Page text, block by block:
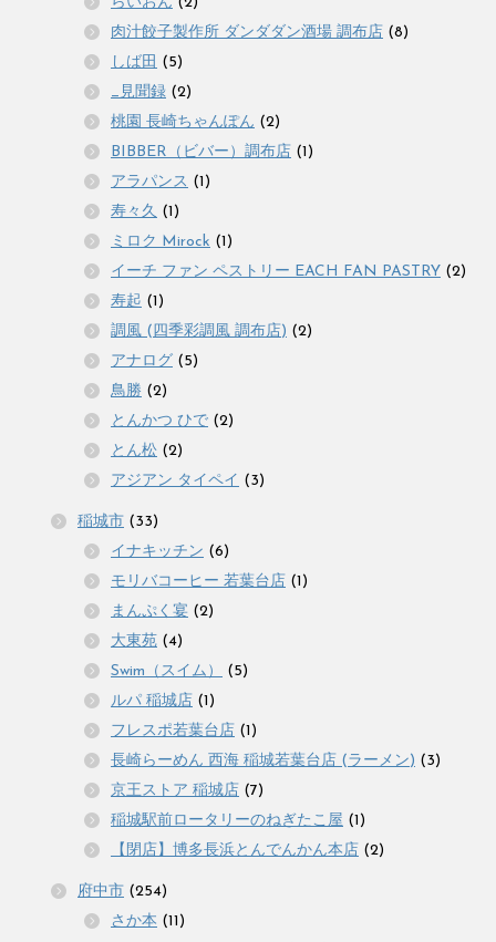
肉汁餃子製作所 ダンダダン酒場 調布店 (8)
しば田 (5)
_見聞録 (2)
桃園 長崎ちゃんぽん (2)
BIBBER（ビバー）調布店 (1)
アラパンス (1)
寿々久 (1)
ミロク Mirock (1)
イーチ ファン ペストリー EACH FAN PASTRY (2)
寿起 (1)
調風 (四季彩調風 調布店) (2)
アナログ (5)
鳥勝 (2)
とんかつ ひで (2)
とん松 (2)
アジアン タイペイ (3)
稲城市 (33)
イナキッチン (6)
モリバコーヒー 若葉台店 (1)
まんぷく宴 (2)
大東苑 (4)
Swim（スイム）
(5)
ルパ 稲城店 (1)
フレスポ若葉台店 (1)
長崎らーめん 西海 稲城若葉台店 (ラーメン) (3)
京王ストア 稲城店 (7)
稲城駅前ロータリーのねぎたこ屋 (1)
【閉店】博多長浜とんでんかん本店 (2)
府中市 (254)
さか本 (11)